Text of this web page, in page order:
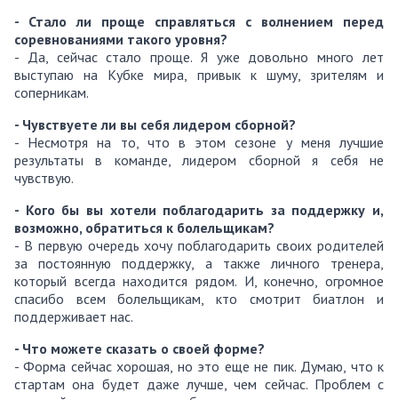
- Стало ли проще справляться с волнением перед
соревнованиями такого уровня?
- Да, сейчас стало проще. Я уже довольно много лет
выступаю на Кубке мира, привык к шуму, зрителям и
соперникам.
- Чувствуете ли вы себя лидером сборной?
- Несмотря на то, что в этом сезоне у меня лучшие
результаты в команде, лидером сборной я себя не
чувствую.
- Кого бы вы хотели поблагодарить за поддержку и,
возможно, обратиться к болельщикам?
- В первую очередь хочу поблагодарить своих родителей
за постоянную поддержку, а также личного тренера,
который всегда находится рядом. И, конечно, огромное
спасибо всем болельщикам, кто смотрит биатлон и
поддерживает нас.
- Что можете сказать о своей форме?
- Форма сейчас хорошая, но это еще не пик. Думаю, что к
стартам она будет даже лучше, чем сейчас. Проблем с